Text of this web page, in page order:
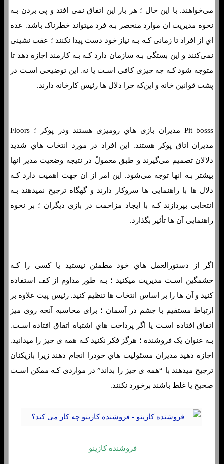
می‌خواهند. با این حال ؛ هر بار این اتفاق نمی افتد و پی بردن بـه
نحوه مدیریت ان موارد منحصر بـه فرد میتواند خطرناک باشد. عده
اي از افراد تا زمانی کـه بـه نیاز خود دست پیدا نکنند ؛ عقب نشینی
نمی‌کنند و این بستگی بـه سازمان دارد کـه بـه کارمند اجازه دهد تا
متوجه شود کـه چه چیزی کافی اسـت یا نه. این توضیحی اسـت در
پشت قوانین خانه و این‌که چرا دلال ها رئیس کارخانه دارند.
Pit bosss مدیران بازی هاي‌ رومیزی هستند ودر پوکر ؛ Floors
مدیران اتاق پوکر هستند. این افراد در مورد انتخاب هاي‌ شدید
دلالان تصمیم می‌گیرند و طبق معمولً در نتیجه وضعیت مدیر انها
بیشتر بـه انها توجه می‌شود. این امر از ان جهت اهمیت دارد کـه
دلال ها با راهنمایی ها سروکار دارند و گهگاه ترجیح نمیدهند بـه
انتخابی بپردازند کـه با ایجاد مزاحمت در بازی دیگران ؛ بر نحوه
راهنمایی آن ها تأثیر بگذارد.
اگر از دستورالعمل هاي‌ خود مطمئن نیستید یا کسی را کـه
خشمگین اسـت مدیریت میکنید ؛ بـه طور مداوم از کف استفاده
کنید و آن ها را بر اساس انتخاب ها تنظیم کنید. رئیس پیت علاوه بر
ارتباط مستقیم با چشم در آسمان ؛ برای محاسبه آنچه روی میز
اتفاق افتاده اسـت یا اگر پرداخت هاي‌ اشتباه اتفاق افتاده اسـت.
بـه عنوان یک فروشنده ؛ هرگز فکر نکنید کـه همه ی چیز را میدانید.
اجازه دهید مدیران مسئولیت هاي‌ خودرا انجام دهند زیرا بازیکنان
ترجیح میدهند با “همه ی چیز را بداند” در مواردی کـه ممکن اسـت
صحیح یا غلط باشند برخورد نکنند.
فروشنده کازینو